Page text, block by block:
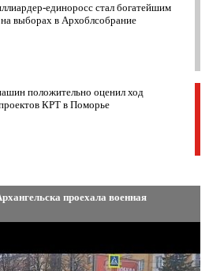
единоросс стал богатейшим
выборах в Архоблсобрание
положительно оценил ход
КРТ в Поморье
проехала военная